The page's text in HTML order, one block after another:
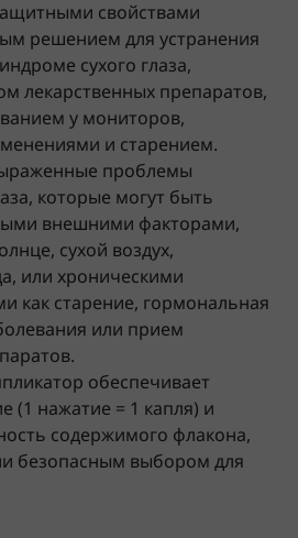
свойствами
решением для устранения
сухого глаза,
лекарственных препаратов,
у мониторов,
и старением.
проблемы
которые могут быть
внешними факторами,
сухой воздух,
или хроническими
как старение, гормональная
или прием
обеспечивает
(1 нажатие = 1 капля) и
содержимого флакона,
безопасным выбором для